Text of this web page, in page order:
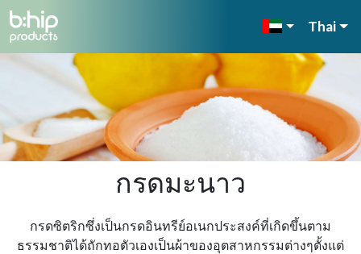
Thai
กรดมะนาว
กรดซิตริกซึ่งเป็นกรดอินทรีย์อเนกประสงค์ที่เกิดขึ้นตาม
ธรรมชาติได้ถักทอตัวเองเป็นผ้าของอุตสาหกรรมต่างๆตั้งแต่